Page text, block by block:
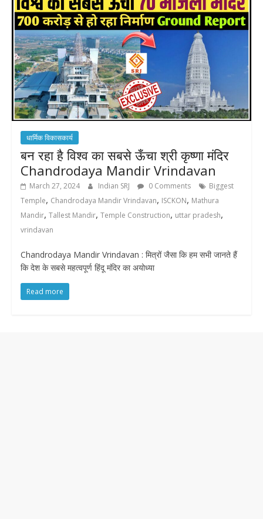
धार्मिक विकासकार्य
बन रहा है विश्व का सबसे ऊँचा श्री कृष्णा मंदिर
Chandrodaya Mandir Vrindavan
March 27, 2024 Indian SRJ 0 Comments
Biggest
Temple, Chandrodaya Mandir Vrindavan, ISCKON, Mathura
Mandir, Tallest Mandir, Temple Construction, uttar pradesh,
vrindavan
Chandrodaya Mandir Vrindavan : मित्रों जैसा कि हम सभी जानते हैं
कि देश के सबसे महत्वपूर्ण हिंदू मंदिर का अयोध्या
Read more